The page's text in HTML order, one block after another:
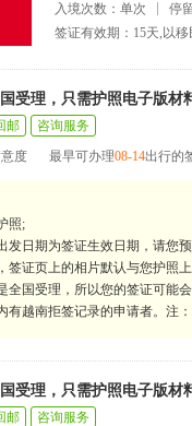
入境次数：单次
停
签证有效期：15天,以
受理，只需护照电子版材
邮
咨询服务
度 最早可办理08-14出行的
照;
发日期为签证生效日期，请您
签证页上的相片默认与您护照
全国受理，所以您的签证可能
有越南拒签记录的申请者。注
受理，只需护照电子版材
邮
咨询服务